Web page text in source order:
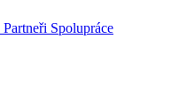
Partneři Spolupráce